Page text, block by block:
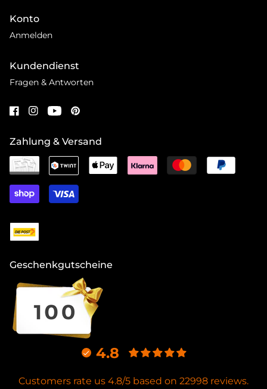
Konto
Anmelden
Kundendienst
Fragen & Antworten
Zahlung & Versand
Geschenkgutscheine
4.8
Customers rate us 4.8/5 based on 22998 reviews.